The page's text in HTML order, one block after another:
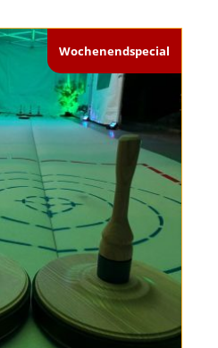
Wochenendspecial